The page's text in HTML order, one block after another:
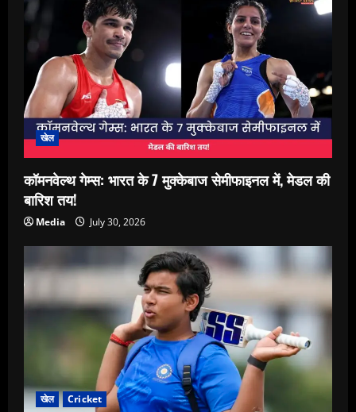
खेल
कॉमनवेल्थ गेम्स: भारत के 7 मुक्केबाज सेमीफाइनल में, मेडल की
बारिश तय!
Media July 30, 2026
खेल Cricket